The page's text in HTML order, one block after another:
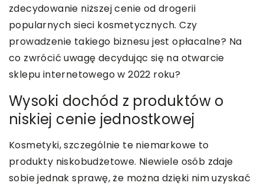
zdecydowanie niższej cenie od drogerii
popularnych sieci kosmetycznych. Czy
prowadzenie takiego biznesu jest opłacalne? Na
co zwrócić uwagę decydując się na otwarcie
sklepu internetowego w 2022 roku?
Wysoki dochód z produktów o
niskiej cenie jednostkowej
Kosmetyki, szczególnie te niemarkowe to
produkty niskobudżetowe. Niewiele osób zdaje
sobie jednak sprawę, że można dzięki nim uzyskać